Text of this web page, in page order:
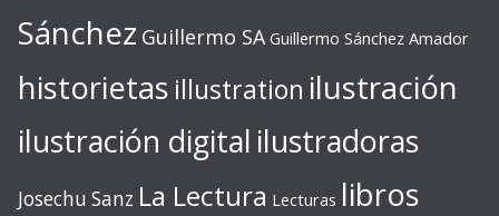
Sánchez Guillermo SA Guillermo Sánchez Amador
historietas illustration ilustración
ilustración digital ilustradoras
Josechu Sanz La Lectura Lecturas libros